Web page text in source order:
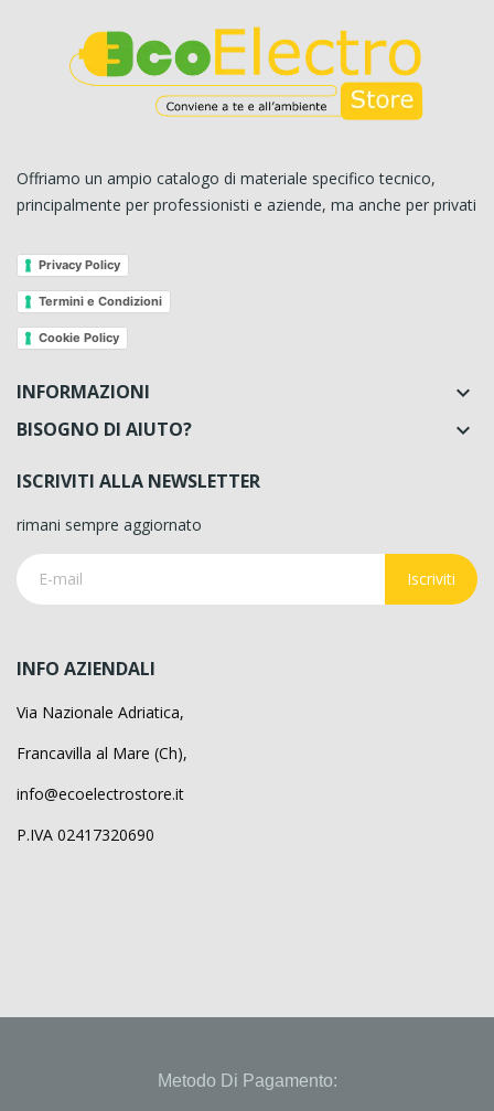
Offriamo un ampio catalogo di materiale specifico tecnico,
principalmente per professionisti e aziende, ma anche per privati
Privacy Policy
Termini e Condizioni
Cookie Policy
INFORMAZIONI 
BISOGNO DI AIUTO? 
ISCRIVITI ALLA NEWSLETTER
rimani sempre aggiornato
Iscriviti
INFO AZIENDALI
Via Nazionale Adriatica,
Francavilla al Mare (Ch),
info@ecoelectrostore.it
P.IVA 02417320690
Metodo Di Pagamento: